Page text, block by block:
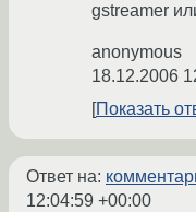
gstreamer
anonymous
18.12.2006
Показать
Ответ на:
12:04:59 +00:00